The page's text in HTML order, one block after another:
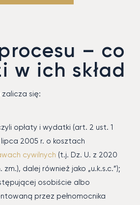
– co
w ich skład
się:
opłaty i wydatki (art. 2 ust. 1
2005 r. o kosztach
cywilnych (t.j. Dz. U. z 2020
zm.), dalej również jako „u.k.s.c.”);
osobiście albo
przez pełnomocnika